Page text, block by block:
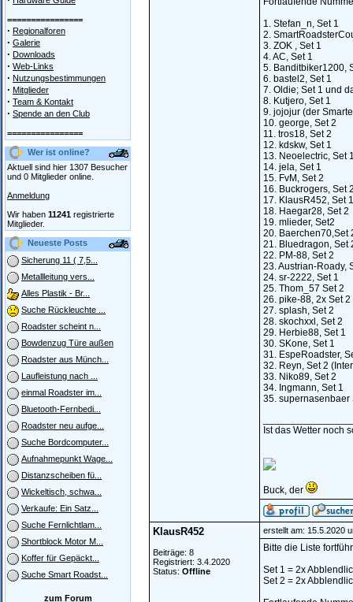
================
· Regionalforen
· Galerie
· Downloads
· Web-Links
· Nutzungsbestimmungen
· Mitglieder
· Team & Kontakt
· Spende an den Club
================
Wer ist online?
Aktuell sind hier 1307 Besucher
und 0 Mitglieder online.
Anmeldung
Wir haben 11241 registrierte
Mitglieder.
Neueste Posts
Sicherung 11 ( 7,5...
Metallleitung vers...
Alles Plastik - Br...
Suche Rückleuchte ...
Roadster scheint n...
Bowdenzug Türe außen
Roadster aus Münch...
Laufleistung nach ...
einmal Roadster im...
Bluetooth-Fernbedi...
Roadster neu aufge...
Suche Bordcomputer...
Aufnahmepunkt Wage...
Distanzscheiben fü...
Wickeltisch, schwa...
Verkaufe: Ein Satz...
Suche Fernlichtlam...
Shortblock Motor M...
Koffer für Gepäckt...
Suche Smart Roadst...
zum Forum
1. Stefan_n, Set 1
2.
3. ZOK , Set 1
4. AC, Set 1
5. Banditbiker1200,
6. bastel2, Set 1
7. Oldie; Set 1 und
8. Kutjero, Set 1
9. jojojur (der
10. george, Set 2
11. tros18, Set 2
12. kdskw, Set 1
13. Neoelectric, Set
14. jela, Set 1
15. FvM, Set 2
16. Buckrogers, Set
17. KlausR452, Set 1
18. Haegar28, Set 2
19. mlieder, Set2
20. Baerchen70,Set
21. Bluedragon, Set
22. PM-88, Set 2
23. Austrian-Roady,
24. sr-2222, Set 1
25. Thom_57 Set 2
26. pike-88, 2x Set 2
27. splash, Set 2
28. skochxxl, Set 2
29. Herbie88, Set 1
30. SKone, Set 1
31. EspeRoadster,
32. Reyn, Set 2
33. Niko89, Set 2
34. Ingmann, Set 1
35. supernasenbaer
Ist das Wetter noch
Buck, der
KlausR452
Beiträge: 8
Registriert: 3.4.2020
Status: Offline
erstellt am: 15.5.2020
Bitte die Liste
Set 1 = 2x
Set 2 = 2x